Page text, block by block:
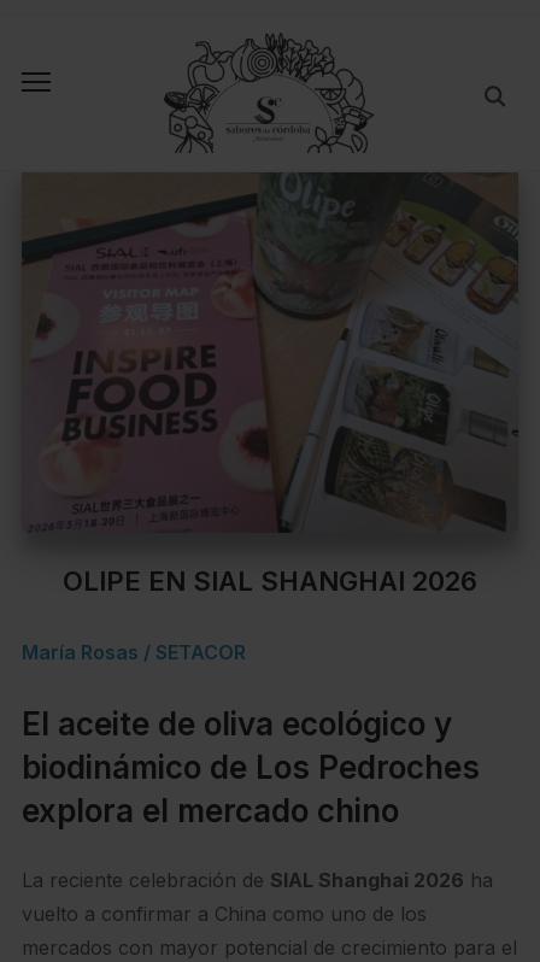
OLIPE EN SIAL SHANGHAI 2026
María Rosas / SETACOR
El aceite de oliva ecológico y
biodinámico de Los Pedroches
explora el mercado chino
La reciente celebración de SIAL Shanghai 2026 ha
vuelto a confirmar a China como uno de los
mercados con mayor potencial de crecimiento para el